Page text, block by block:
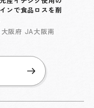
ンで食品ロスを削
大阪府 JA大阪南